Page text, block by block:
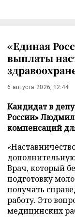
«Единая
выплаты
6 августа 2026, 12:44
Кандидат в
России»
компенсаций
Врач, который
подготовку
получать
работу. Это
медицинских